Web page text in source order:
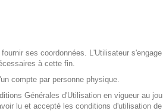
ses coordonnées. L'Utilisateur
à cette fin.
compte par personne physique.
Générales d'Utilisation en vigueur au
lu et accepté les conditions d'utilisation